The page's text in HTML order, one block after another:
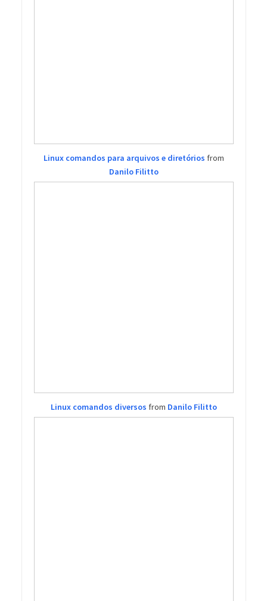
Linux comandos para arquivos e diretórios from
Danilo Filitto
Linux comandos diversos from Danilo Filitto